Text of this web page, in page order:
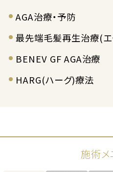
AGA治療・予防
最先端毛髪再生治療(エ
BENEV GF AGA治療
HARG(ハーグ)療法
施術メ